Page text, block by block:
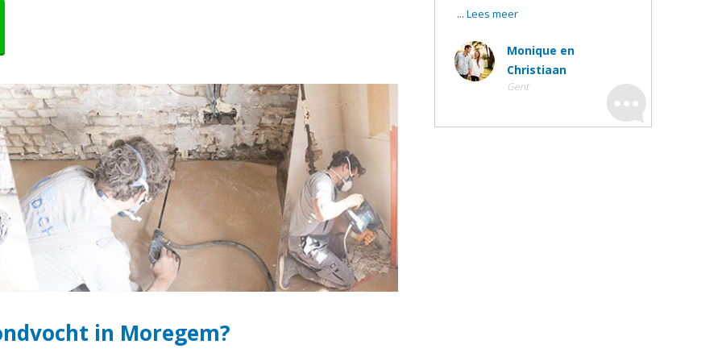
in Moregem?
... Lees meer
Monique en
Christiaan
Gent